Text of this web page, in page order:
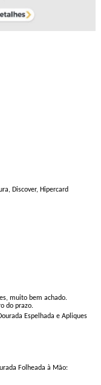
Discover, Hipercard
muito bem achado.
do prazo.
Espelhada e Apliques
Folheada à Mão: